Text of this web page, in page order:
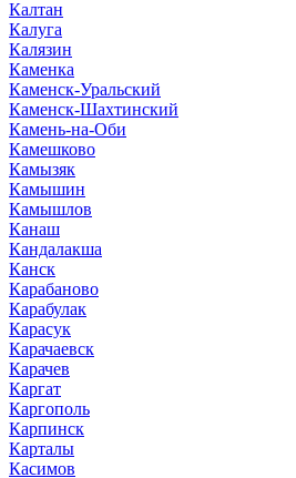
Калтан
Калуга
Калязин
Каменка
Каменск-Уральский
Каменск-Шахтинский
Камень-на-Оби
Камешково
Камызяк
Камышин
Камышлов
Канаш
Кандалакша
Канск
Карабаново
Карабулак
Карасук
Карачаевск
Карачев
Каргат
Каргополь
Карпинск
Карталы
Касимов